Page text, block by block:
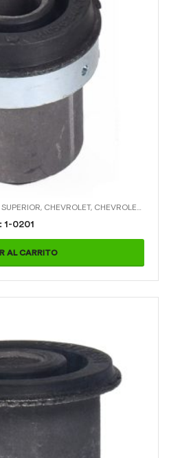
, CHEVROLET, CHEVROLET > B2600 04
Cod: 1-0201
AL CARRITO